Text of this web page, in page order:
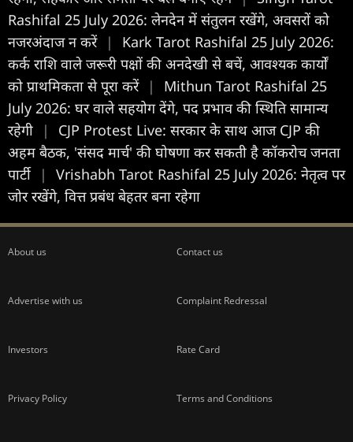
Rashifal 25 July 2026: लेनदेन में संतुलन रखेंगे, अवसरों को
नजरअंदाज न करें |
Kark Tarot Rashifal 25 July 2026:
कर्क राशि वाले जरूरी पक्षों की अनदेखी से बचें, आवश्यक कार्यों
को प्राथमिकता से पूरा करें |
Mithun Tarot Rashifal 25
July 2026: घर वाले सहयोग देंगे, पद प्रभाव की स्थिति सामान्य
रहेगी
|
CJP Protest Live: सरकार के साथ आज CJP की
अहम बैठक, 'संसद मार्च' की घोषणा कर सकती है कॉकरोच जनता
पार्टी |
Vrishabh Tarot Rashifal 25 July 2026: नेतृत्व पर
जोर रखेंगे, वित्त प्रबंध बेहतर बना रहेगा
About us Contact us
Advertise with us Complaint Redressal
Investors Rate Card
Privacy Policy Terms and Conditions